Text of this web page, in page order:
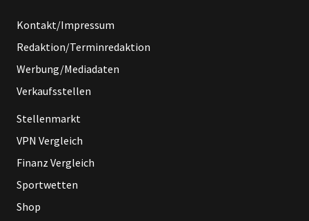
Kontakt/Impressum
Redaktion/Terminredaktion
Werbung/Mediadaten
Verkaufsstellen
Stellenmarkt
VPN Vergleich
Finanz Vergleich
Sportwetten
Shop